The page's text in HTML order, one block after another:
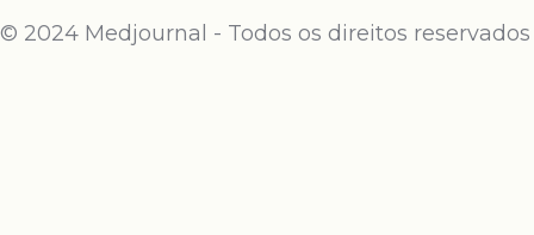
© 2024 Medjournal - Todos os direitos reservados